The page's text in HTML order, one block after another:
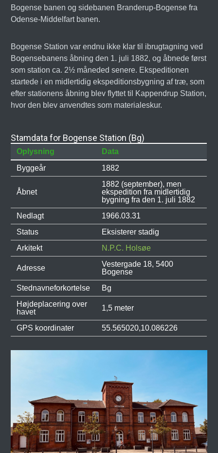
Bogense banen og sidebanen Branderup-Bogense fra
Odense-Middelfart banen.
Bogense Station var endnu ikke klar til ibrugtagning ved
Bogensebanens åbning den 1. juli 1882, og åbnede først
som station ca. 2½ måneded senere. Ekspeditionen
startede i en midlertidig ekspeditionsbygning af træ, som
efter stationens åbning blev flyttet til Kappendrup Station,
hvor den blev anvendtes som materialeskur.
Stamdata for Bogense Station (Bg)
Oplysning
Data
Byggeår
1882
Åbnet
1882 (september), men
ekspedition fra midlertidig
bygning fra den 1. juli 1882
Nedlagt
1966.03.31
Status
Eksisterer stadig
Arkitekt
N.P.C. Holsøe
Adresse
Vestergade 18, 5400
Bogense
Stednavneforkortelse
Bg
Højdeplacering over
havet
1,5 meter
GPS koordinater 55.565020,10.086226